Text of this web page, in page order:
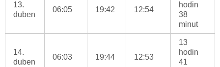
13.
duben
06:05 19:42 12:54
hodin
38
minut
14.
duben
06:03 19:44 12:53
13
hodin
41